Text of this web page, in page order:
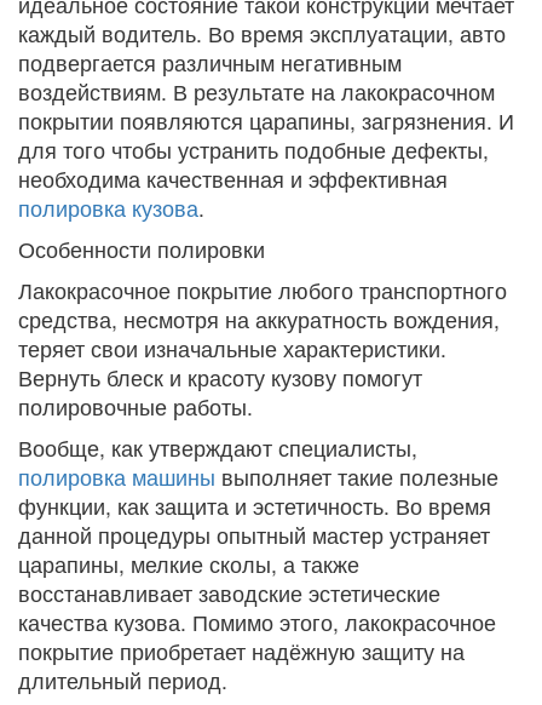
каждый водитель. Во время эксплуатации, авто
подвергается различным негативным
воздействиям. В результате на лакокрасочном
покрытии появляются царапины, загрязнения. И
для того чтобы устранить подобные дефекты,
необходима качественная и эффективная
полировка кузова.
Особенности полировки
Лакокрасочное покрытие любого транспортного
средства, несмотря на аккуратность вождения,
теряет свои изначальные характеристики.
Вернуть блеск и красоту кузову помогут
полировочные работы.
Вообще, как утверждают специалисты,
полировка машины выполняет такие полезные
функции, как защита и эстетичность. Во время
данной процедуры опытный мастер устраняет
царапины, мелкие сколы, а также
восстанавливает заводские эстетические
качества кузова. Помимо этого, лакокрасочное
покрытие приобретает надёжную защиту на
длительный период.